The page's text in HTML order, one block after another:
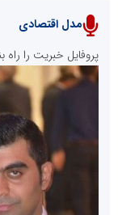
پایگاه خبری
سازمان بورس و
مرجع اخبار موثق در
مدل اقتصادی
پروفایل خبریت را راه